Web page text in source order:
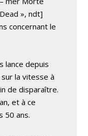
», ndt]
concernant le
lance depuis
la vitesse à
de disparaître.
et à ce
50 ans.